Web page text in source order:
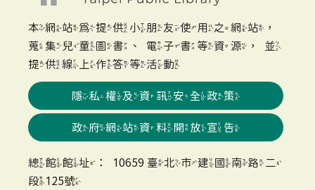
本網站為提供小朋友使用之網站，
蒐集兒童圖書、電子書等資源，並
提供線上作答等活動
隱私權及資訊安全政策
政府網站資料開放宣告
總館館址：10659 臺北市建國南路二
段125號